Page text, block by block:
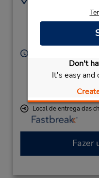
Don't
It's easy and
264 Albert Ellis
Rd,
28574,
United States
Sun - Sat 8:00 AM -
Caso esteja vindo de
estacionamento.
Local de entrega das
Fazer